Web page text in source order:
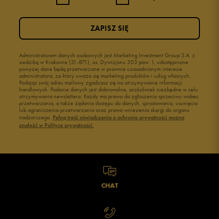
Administratorem danych osobowych jest Marketing Investment Group S.A. z
siedzibą w Krakowie (31-871), os. Dywizjonu 303 paw. 1, udostępnione
powyżej dane będą przetwarzane w prawnie uzasadnionym interesie
administratora, za który uważa się marketing produktów i usług własnych.
Podając swój adres mailowy zgadzasz się na otrzymywanie informacji
handlowych. Podanie danych jest dobrowolne, aczkolwiek niezbędne w celu
otrzymywania newslettera. Każdy ma prawo do zgłoszenia sprzeciwu wobec
przetwarzania, a także żądania dostępu do danych, sprostowania, usunięcia
lub ograniczenia przetwarzania oraz prawo wniesienia skargi do organu
nadzorczego. Pełną treść oświadczenia o ochronie prywatności można
znaleźć w Polityce prywatności.
ZAPISZ SIĘ
CHAT